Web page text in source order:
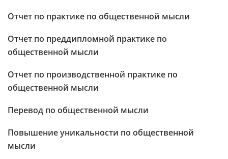
Отчет по практике по общественной мысли
Отчет по преддипломной практике по
общественной мысли
Отчет по производственной практике по
общественной мысли
Перевод по общественной мысли
Повышение уникальности по общественной
мысли